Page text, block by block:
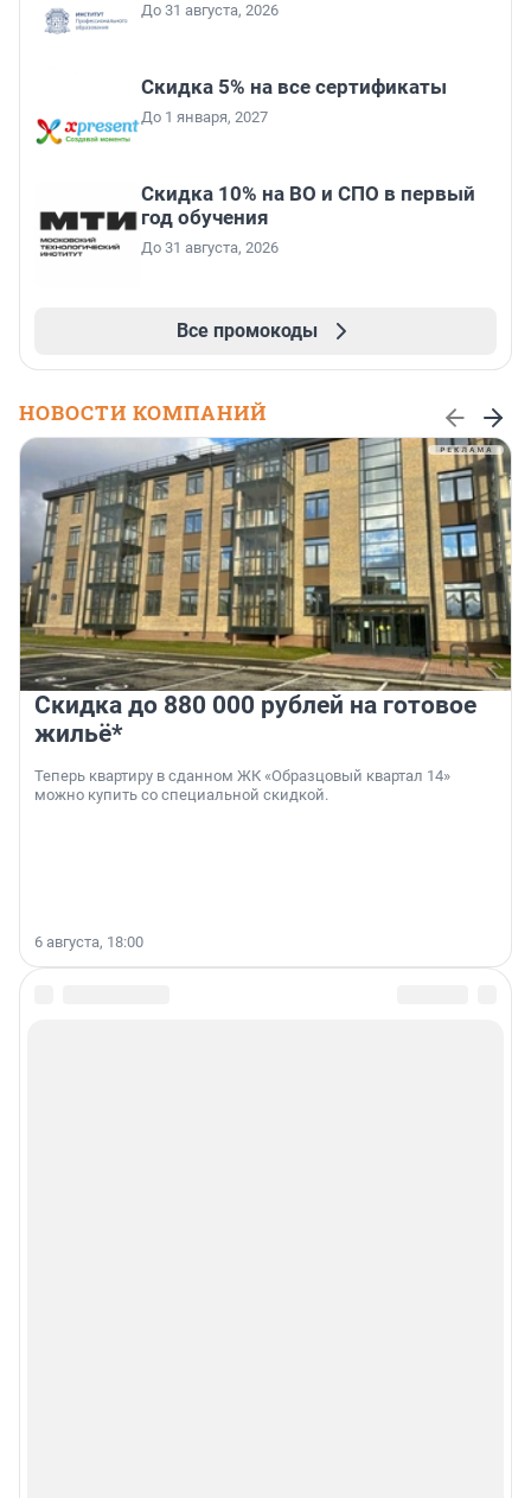
До 31 августа, 2026
Скидка 5% на все сертификаты
До 1 января, 2027
Скидка 10% на ВО и СПО в первый
год обучения
До 31 августа, 2026
Все промокоды
НОВОСТИ КОМПАНИЙ
Скидка до 880 000 рублей на готовое
жильё*
Теперь квартиру в сданном ЖК «Образцовый квартал 14»
можно купить со специальной скидкой.
6 августа, 18:00